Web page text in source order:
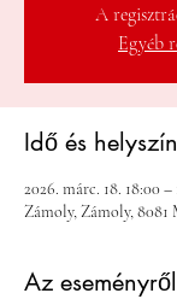
A
Egyéb
Idő és helyszín
2026. márc. 18. 18:00 –
Zámoly, Zámoly, 8081
Az eseményről